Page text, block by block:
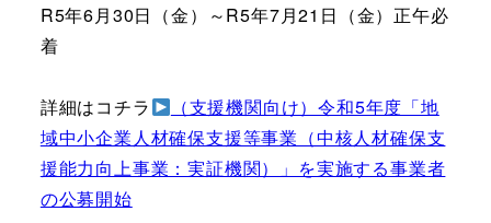
R5年6月30日（金）～R5年7月21日（金）正午必
着
詳細はコチラ
（支援機関向け）令和5年度「地
域中小企業人材確保支援等事業（中核人材確保支
援能力向上事業：実証機関）」を実施する事業者
の公募開始